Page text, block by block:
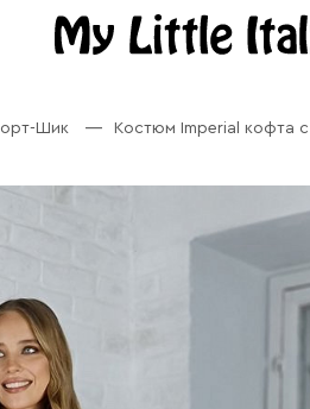
Шик Костюм Imperial кофта